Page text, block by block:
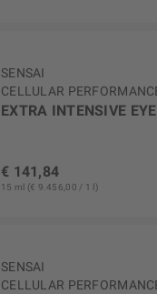
SENSAI
CELLULAR
EXTRA INTENSIVE
€ 141,84
15 ml (€ 9.456,00 / 1 l)
SENSAI
CELLULAR